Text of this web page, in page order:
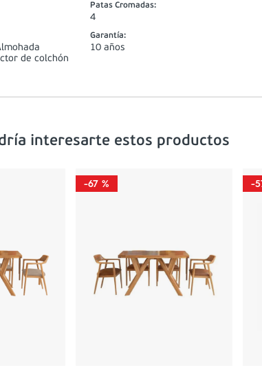
Patas Cromadas:
4
de colchón
Garantía:
10 años
interesarte estos productos
-67 % -